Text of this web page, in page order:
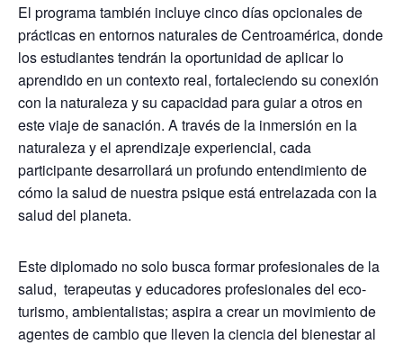
El programa también incluye cinco días opcionales de
prácticas en entornos naturales de Centroamérica, donde
los estudiantes tendrán la oportunidad de aplicar lo
aprendido en un contexto real, fortaleciendo su conexión
con la naturaleza y su capacidad para guiar a otros en
este viaje de sanación. A través de la inmersión en la
naturaleza y el aprendizaje experiencial, cada
participante desarrollará un profundo entendimiento de
cómo la salud de nuestra psique está entrelazada con la
salud del planeta.
Este diplomado no solo busca formar profesionales de la
salud, terapeutas y educadores profesionales del eco-
turismo, ambientalistas; aspira a crear un movimiento de
agentes de cambio que lleven la ciencia del bienestar al